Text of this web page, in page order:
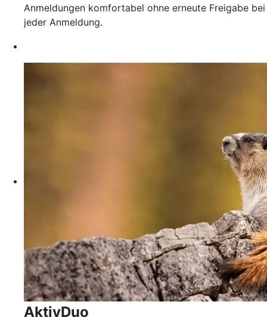
Anmeldungen komfortabel ohne erneute Freigabe bei
jeder Anmeldung.
AktivDuo